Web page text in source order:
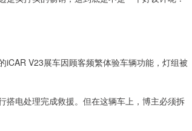
V23展车因顾客频繁体验车辆功能，灯组被
搭电处理完成救援。但在这辆车上，博主必须拆